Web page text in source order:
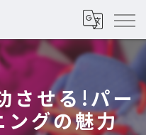
させる!パー
ングの魅力